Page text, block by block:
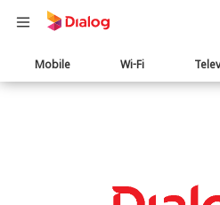
Main
navigation
Mobile Wi-Fi